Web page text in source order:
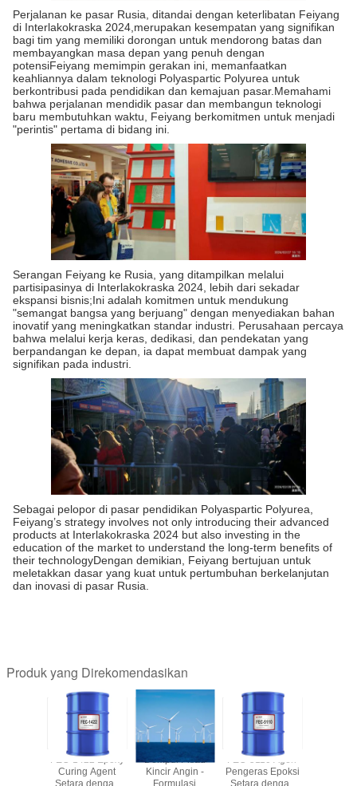
Perjalanan ke pasar Rusia, ditandai dengan keterlibatan Feiyang
di Interlakokraska 2024,merupakan kesempatan yang signifikan
bagi tim yang memiliki dorongan untuk mendorong batas dan
membayangkan masa depan yang penuh dengan
potensiFeiyang memimpin gerakan ini, memanfaatkan
keahliannya dalam teknologi Polyaspartic Polyurea untuk
berkontribusi pada pendidikan dan kemajuan pasar.Memahami
bahwa perjalanan mendidik pasar dan membangun teknologi
baru membutuhkan waktu, Feiyang berkomitmen untuk menjadi
"perintis" pertama di bidang ini.
Serangan Feiyang ke Rusia, yang ditampilkan melalui
partisipasinya di Interlakokraska 2024, lebih dari sekadar
ekspansi bisnis;Ini adalah komitmen untuk mendukung
"semangat bangsa yang berjuang" dengan menyediakan bahan
inovatif yang meningkatkan standar industri. Perusahaan percaya
bahwa melalui kerja keras, dedikasi, dan pendekatan yang
berpandangan ke depan, ia dapat membuat dampak yang
signifikan pada industri.
Sebagai pelopor di pasar pendidikan Polyaspartic Polyurea,
Feiyang’s strategy involves not only introducing their advanced
products at Interlakokraska 2024 but also investing in the
education of the market to understand the long-term benefits of
their technologyDengan demikian, Feiyang bertujuan untuk
meletakkan dasar yang kuat untuk pertumbuhan berkelanjutan
dan inovasi di pasar Rusia.
Produk yang Direkomendasikan
FEC-1422 Epoxy
Curing Agent
Setara dengan
Dempul Pisau
Kincir Angin -
Formulasi
FEC-5110 Agen
Pengeras Epoksi
Setara dengan